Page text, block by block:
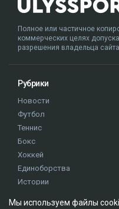
Полное или частичное
коммерческих целях
разрешения владельца сайта.
Рубрики
Новости
Футбол
Теннис
Бокс
Хоккей
Единоборства
Истории
Мы используем файлы